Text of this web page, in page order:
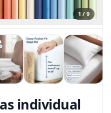
1 / 9
individual